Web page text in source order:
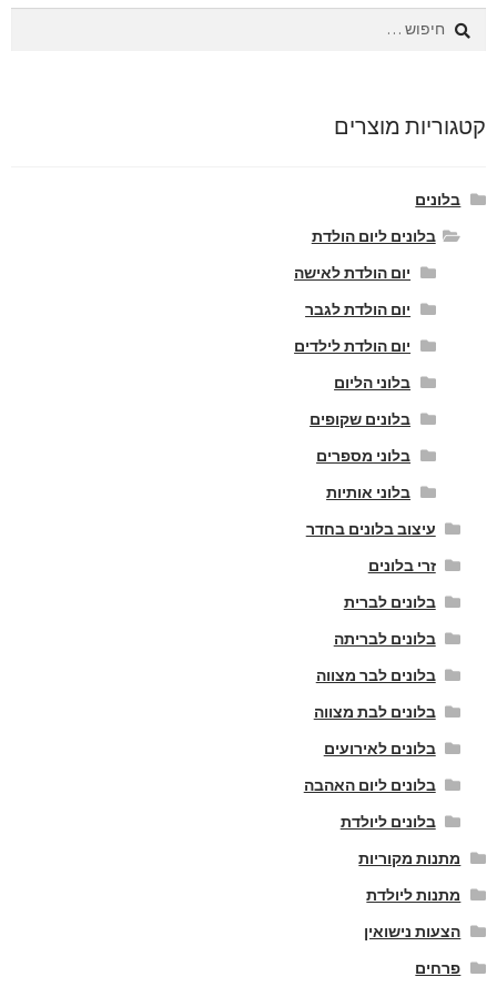
חיפוש:
קטגוריות מוצרים
בלונים
בלונים ליום הולדת
יום הולדת לאישה
יום הולדת לגבר
יום הולדת לילדים
בלוני הליום
בלונים שקופים
בלוני מספרים
בלוני אותיות
עיצוב בלונים בחדר
זרי בלונים
בלונים לברית
בלונים לבריתה
בלונים לבר מצווה
בלונים לבת מצווה
בלונים לאירועים
בלונים ליום האהבה
בלונים ליולדת
מתנות מקוריות
מתנות ליולדת
הצעות נישואין
פרחים